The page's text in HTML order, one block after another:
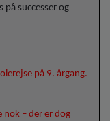
på successer og
på 9. årgang.
nok – der er dog